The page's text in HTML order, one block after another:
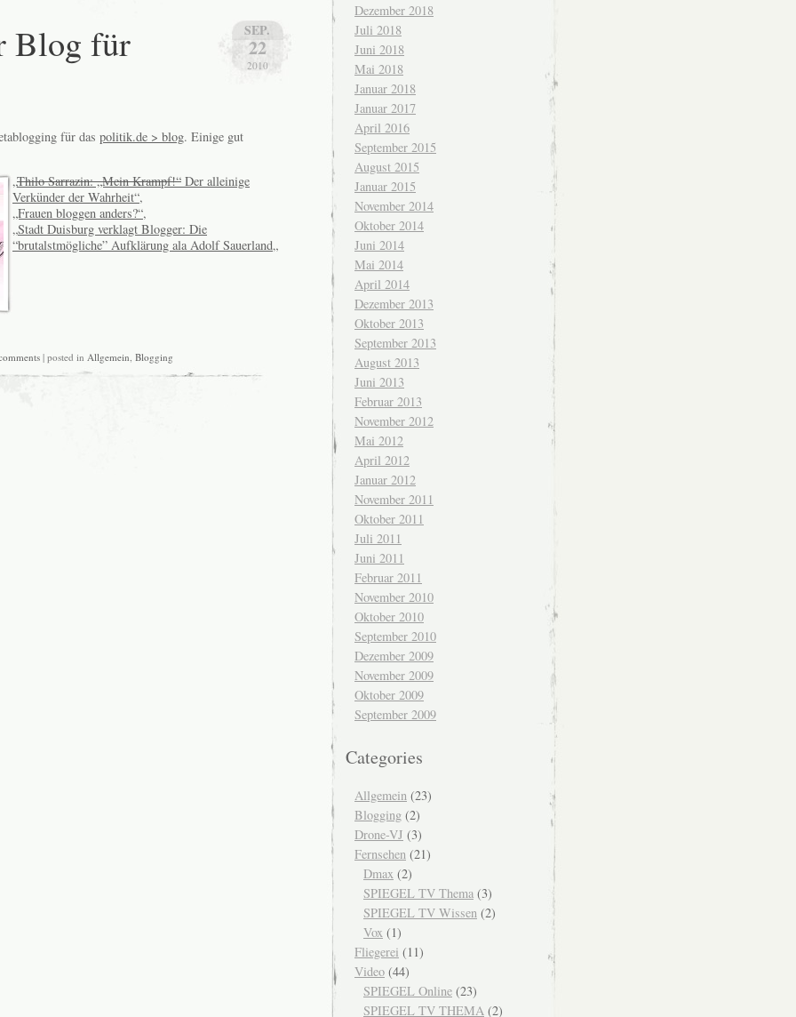
SEP.
22
2010
Blog für
für das politik.de > blog. Einige gut
„Thilo Sarrazin: „Mein Krampf!“ Der alleinige
Verkünder der Wahrheit“,
„Frauen bloggen anders?“,
„Stadt Duisburg verklagt Blogger: Die
“brutalstmögliche” Aufklärung ala Adolf Sauerland„
| posted in Allgemein, Blogging
Dezember 2018
Juli 2018
Juni 2018
Mai 2018
Januar 2018
Januar 2017
April 2016
September 2015
August 2015
Januar 2015
November 2014
Oktober 2014
Juni 2014
Mai 2014
April 2014
Dezember 2013
Oktober 2013
September 2013
August 2013
Juni 2013
Februar 2013
November 2012
Mai 2012
April 2012
Januar 2012
November 2011
Oktober 2011
Juli 2011
Juni 2011
Februar 2011
November 2010
Oktober 2010
September 2010
Dezember 2009
November 2009
Oktober 2009
September 2009
Categories
Allgemein (23)
Blogging (2)
Drone-VJ (3)
Fernsehen (21)
Dmax (2)
SPIEGEL TV Thema (3)
SPIEGEL TV Wissen (2)
Vox (1)
Fliegerei (11)
Video (44)
SPIEGEL Online (23)
SPIEGEL TV THEMA (2)